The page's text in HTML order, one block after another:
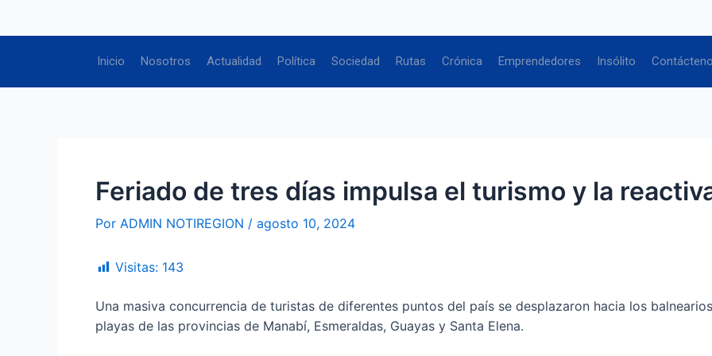
Inicio Nosotros Actualidad Política Sociedad Rutas Crónica Emprendedores Insólito
Feriado de tres días impulsa el turismo y la
Por ADMIN NOTIREGION / agosto 10, 2024
Visitas: 143
Una masiva concurrencia de turistas de diferentes puntos del país se desplazaron hacia los
playas de las provincias de Manabí, Esmeraldas, Guayas y Santa Elena.